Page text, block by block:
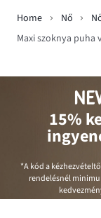
Home Nő
Maxi szoknya puha
15%
*A kód a
rendelésnél